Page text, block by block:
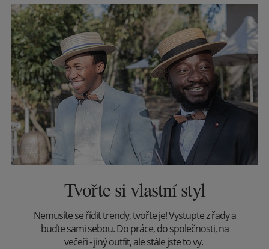
Tvořte si vlastní styl
Nemusíte se řídit trendy, tvořte je! Vystupte z řady a
buďte sami sebou. Do práce, do společnosti, na
večeři - jiný outfit, ale stále jste to vy.